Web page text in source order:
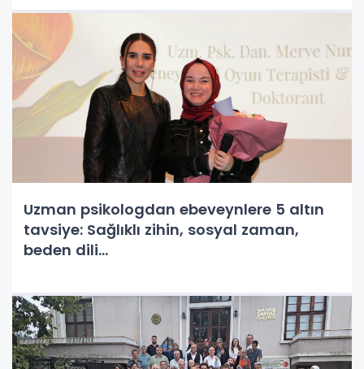
Uzman psikologdan ebeveynlere 5 altın
tavsiye: Sağlıklı zihin, sosyal zaman,
beden dili…